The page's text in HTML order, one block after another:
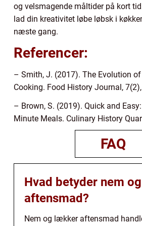
og velsmagende måltider på kort
lad din kreativitet løbe løbsk i
næste gang.
Referencer:
– Smith, J. (2017). The Evolution
Cooking. Food History Journal,
– Brown, S. (2019). Quick and
Minute Meals. Culinary History
FAQ
Hvad betyder nem
aftensmad?
Nem og lækker aftensmad